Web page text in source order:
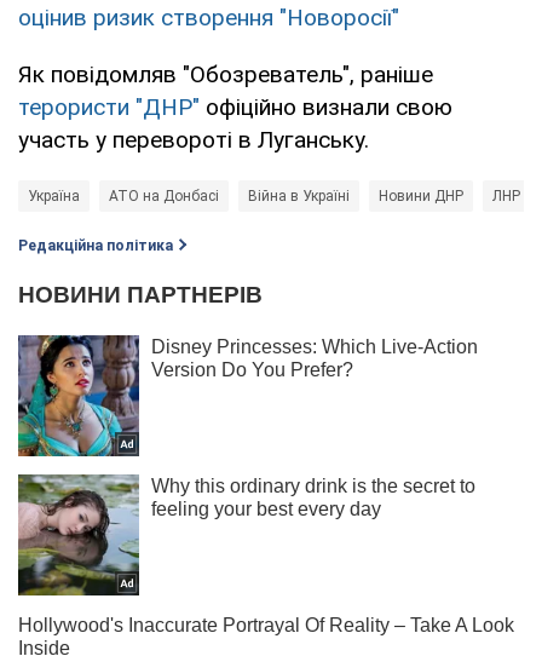
оцінив ризик створення "Новоросії"
Як повідомляв "Обозреватель", раніше
терористи "ДНР" офіційно визнали свою
участь у перевороті в Луганську.
Україна АТО на Донбасі Війна в Україні Новини ДНР ЛНР
Редакційна політика